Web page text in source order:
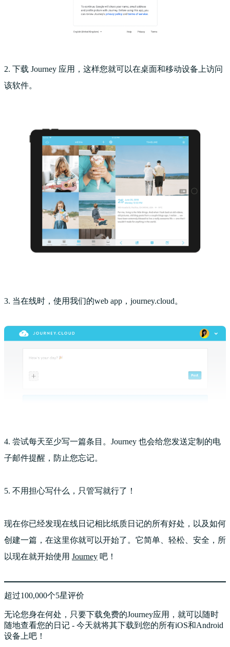
2. 下载 Journey 应用，这样您就可以在桌面和移动设备上访问
该软件。
3. 当在线时，使用我们的web app，journey.cloud。
4. 尝试每天至少写一篇条目。Journey 也会给您发送定制的电
子邮件提醒，防止您忘记。
5. 不用担心写什么，只管写就行了！
现在你已经发现在线日记相比纸质日记的所有好处，以及如何
创建一篇，在这里你就可以开始了。它简单、轻松、安全，所
以现在就开始使用 Journey 吧！
超过100,000个5星评价
无论您身在何处，只要下载免费的Journey应用，就可以随时
随地查看您的日记 - 今天就将其下载到您的所有iOS和Android
设备上吧！